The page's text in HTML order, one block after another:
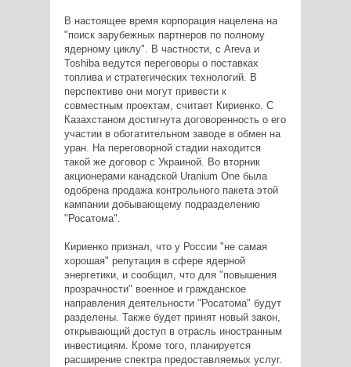
В настоящее время корпорация нацелена на
"поиск зарубежных партнеров по полному
ядерному циклу". В частности, с Areva и
Toshiba ведутся переговоры о поставках
топлива и стратегических технологий. В
перспективе они могут привести к
совместным проектам, считает Кириенко. С
Казахстаном достигнута договоренность о его
участии в обогатительном заводе в обмен на
уран. На переговорной стадии находится
такой же договор с Украиной. Во вторник
акционерами канадской Uranium One была
одобрена продажа контрольного пакета этой
кампании добывающему подразделению
"Росатома".
Кириенко признал, что у России "не самая
хорошая" репутация в сфере ядерной
энергетики, и сообщил, что для "повышения
прозрачности" военное и гражданское
направления деятельности "Росатома" будут
разделены. Также будет принят новый закон,
открывающий доступ в отрасль иностранным
инвестициям. Кроме того, планируется
расширение спектра предоставляемых услуг.